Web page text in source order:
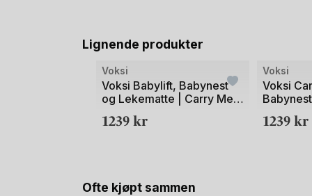
Lignende produkter
Bilde
av
Voksi
Voksi Babylift, Babynest
og Lekematte | Carry Me
Babylift
1239kr
Bilde
av
Voksi
Voksi
Fra
1239kr
Ofte kjøpt sammen